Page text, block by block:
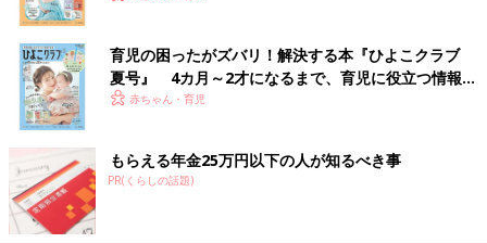
育児の困ったがズバリ！解決する本『ひよこクラブ
夏号』 4カ月～2才になるまで、育児に役立つ情報が
いっぱい！
赤ちゃん・育児
もらえる年金25万円以下の人が知るべき事
PR(くらしの話題)